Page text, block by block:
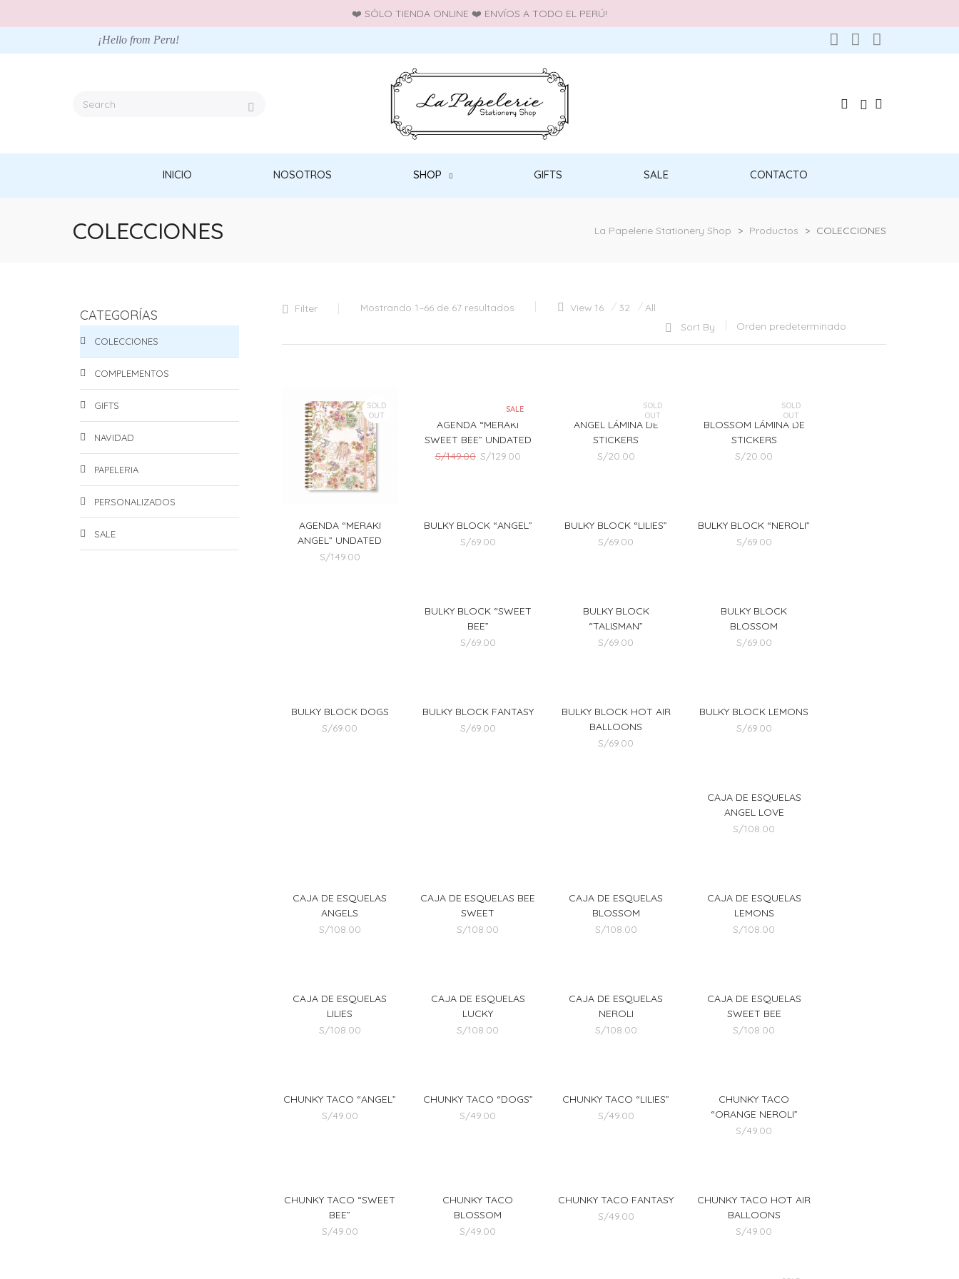
❤️ SÓLO TIENDA ONLINE ❤️ ENVÍOS A TODO EL PERÚ!
¡Hello from Peru!
INICIO NOSOTROS SHOP GIFTS SALE CONTACTO
COLECCIONES La Papelerie Stationery Shop > Productos > COLECCIONES
Filter Mostrando 1–66 de 67 resultados View 16 32
All
Sort By
SOLD
OUT
AGENDA “MERAKI
ANGEL” UNDATED
S/149.00
SALE
AGENDA “MERAKI
SWEET BEE” UNDATED
S/149.00 El
S/129.00El
SOLD
OUT
ANGEL LÁMINA DE
STICKERS
S/20.00
SOLD
OUT
BLOSSOM LÁMINA DE
STICKERS
S/20.00
BULKY BLOCK “ANGEL”
S/69.00
BULKY BLOCK “LILIES”
S/69.00
BULKY BLOCK “NEROLI”
S/69.00
BULKY BLOCK “SWEET
BEE”
S/69.00
BULKY BLOCK
“TALISMAN”
S/69.00
BULKY BLOCK
BLOSSOM
S/69.00
BULKY BLOCK DOGS
S/69.00
BULKY BLOCK FANTASY
S/69.00
BULKY BLOCK HOT AIR
BALLOONS
S/69.00
BULKY BLOCK LEMONS
S/69.00
CAJA DE ESQUELAS
ANGEL LOVE
S/108.00
CAJA DE ESQUELAS
ANGELS
S/108.00
CAJA DE ESQUELAS BEE
SWEET
S/108.00
CAJA DE ESQUELAS
BLOSSOM
S/108.00
CAJA DE ESQUELAS
LEMONS
S/108.00
CAJA DE ESQUELAS
LILIES
S/108.00
CAJA DE ESQUELAS
LUCKY
S/108.00
CAJA DE ESQUELAS
NEROLI
S/108.00
CAJA DE ESQUELAS
SWEET BEE
S/108.00
CHUNKY TACO “ANGEL”
S/49.00
CHUNKY TACO “DOGS”
S/49.00
CHUNKY TACO “LILIES”
S/49.00
CHUNKY TACO
“ORANGE NEROLI”
S/49.00
CHUNKY TACO “SWEET
BEE”
S/49.00
CHUNKY TACO
BLOSSOM
S/49.00
CHUNKY TACO FANTASY
S/49.00
CHUNKY TACO HOT AIR
BALLOONS
S/49.00
CATEGORÍAS
COLECCIONES
COMPLEMENTOS
GIFTS
NAVIDAD
PAPELERIA
PERSONALIZADOS
SALE